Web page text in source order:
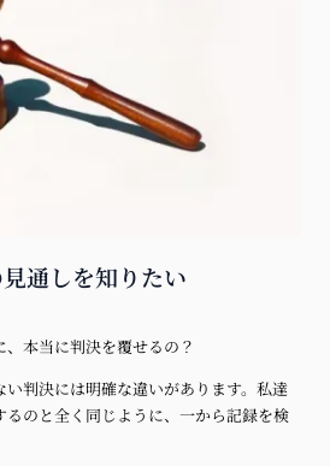
通しを知りたい
本当に判決を覆せるの？
判決には明確な違いがあります。私達
のと全く同じように、一から記録を検